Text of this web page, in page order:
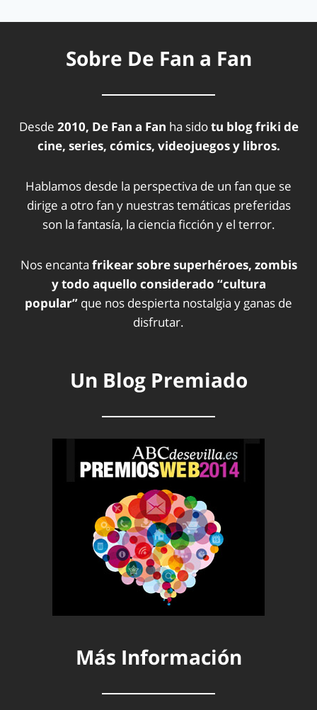
Sobre De Fan a Fan
Desde 2010, De Fan a Fan ha sidotu blog friki de
cine, series, cómics, videojuegos y libros.
Hablamos desde la perspectiva de un fan que se
dirige a otro fan y nuestras temáticas preferidas
son la fantasía, la ciencia ficción y el terror.
Nos encanta frikear sobre superhéroes, zombis
y todo aquello considerado “cultura
popular” que nos despierta nostalgia y ganas de
disfrutar.
Un Blog Premiado
Más Información